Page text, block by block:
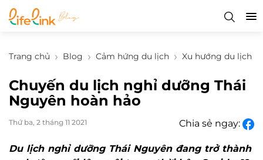
Trang chủ Blog Cảm hứng du lịch Xu hướng du lịch
Chuyến du lịch nghỉ dưỡng Thái
Nguyên hoàn hảo
Thứ ba, 2 tháng 11 2021 Chia sẻ ngay:
Du lịch nghỉ dưỡng Thái Nguyên đang trở thành